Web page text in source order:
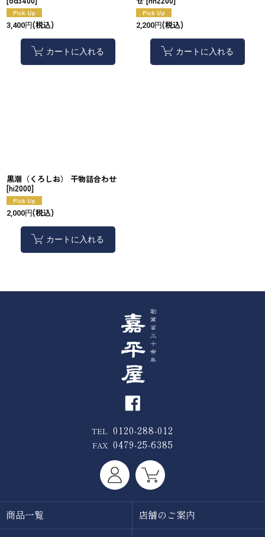
3,400円(税込)
カートに入れる
2,200円(税込)
カートに入れる
黒潮（くろしお） 干物詰合わせ
[hi2000]
2,000円(税込)
カートに入れる
TEL 0120-288-012
FAX 0479-25-6385
商品一覧 店舗のご案内